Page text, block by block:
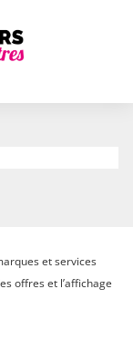
et services
offres et l’affichage